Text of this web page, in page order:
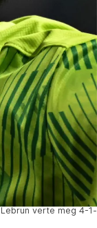
verte meg 4-1-